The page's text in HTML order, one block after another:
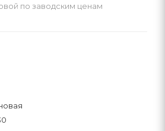
по заводским ценам